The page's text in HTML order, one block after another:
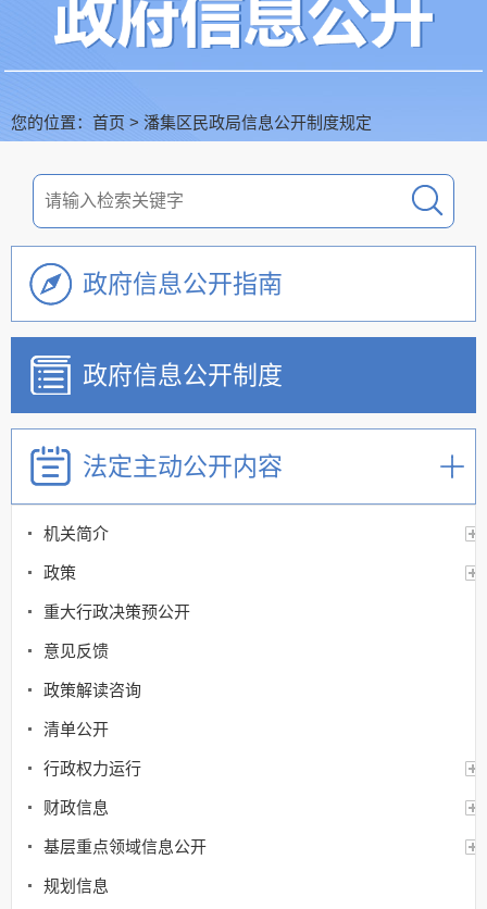
您的位置： 首页 > 潘集区民政局信息公开制度规定
政府信息公开指南
政府信息公开制度
法定主动公开内容
机关简介
政策
重大行政决策预公开
意见反馈
政策解读咨询
清单公开
行政权力运行
财政信息
基层重点领域信息公开
规划信息